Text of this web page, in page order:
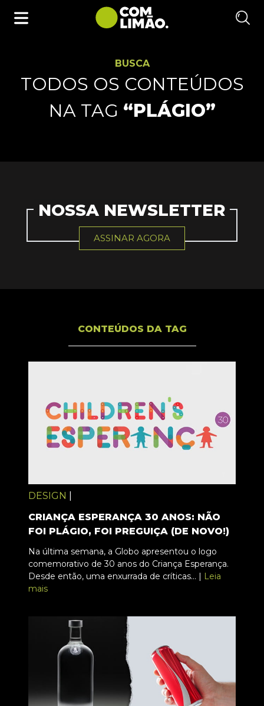
BUSCA
TODOS OS CONTEÚDOS
NA TAG “PLÁGIO”
NOSSA NEWSLETTER
ASSINAR AGORA
CONTEÚDOS DA TAG
DESIGN
CRIANÇA ESPERANÇA 30 ANOS: NÃO
FOI PLÁGIO, FOI PREGUIÇA (DE NOVO!)
Na última semana, a Globo apresentou o logo
comemorativo de 30 anos do Criança Esperança.
Desde então, uma enxurrada de críticas... | Leia
mais